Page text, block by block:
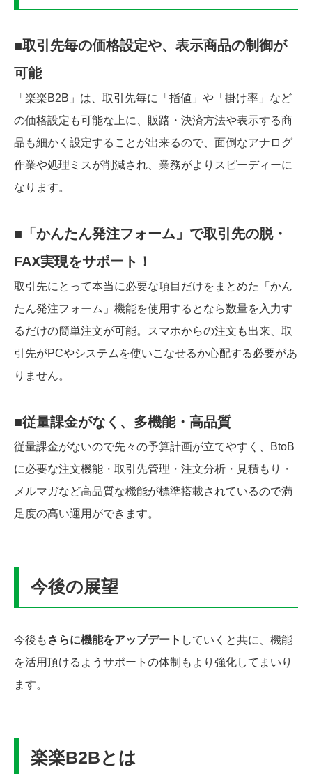
■取引先毎の価格設定や、表示商品の制御が
可能
「楽楽B2B」は、取引先毎に「指値」や「掛け率」など
の価格設定も可能な上に、販路・決済方法や表示する商
品も細かく設定することが出来るので、面倒なアナログ
作業や処理ミスが削減され、業務がよりスピーディーに
なります。
■「かんたん発注フォーム」で取引先の脱・
FAX実現をサポート！
取引先にとって本当に必要な項目だけをまとめた「かん
たん発注フォーム」機能を使用するとなら数量を入力す
るだけの簡単注文が可能。スマホからの注文も出来、取
引先がPCやシステムを使いこなせるか心配する必要があ
りません。
■従量課金がなく、多機能・高品質
従量課金がないので先々の予算計画が立てやすく、BtoB
に必要な注文機能・取引先管理・注文分析・見積もり・
メルマガなど高品質な機能が標準搭載されているので満
足度の高い運用ができます。
今後の展望
今後も さらに機能をアップデート していくと共に、機能
を活用頂けるようサポートの体制もより強化してまいり
ます。
楽楽B2Bとは